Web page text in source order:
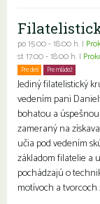
po 15:00 - 18:00 h. |
st 17:00 - 18:00 h. |
Pre deti Pre mládež
Jediný filatelistický
vedením pani
bohatou a
zameraný na
učia pod vedením
základom filatelie a
pochádzajú o
motívoch a tvorcoch